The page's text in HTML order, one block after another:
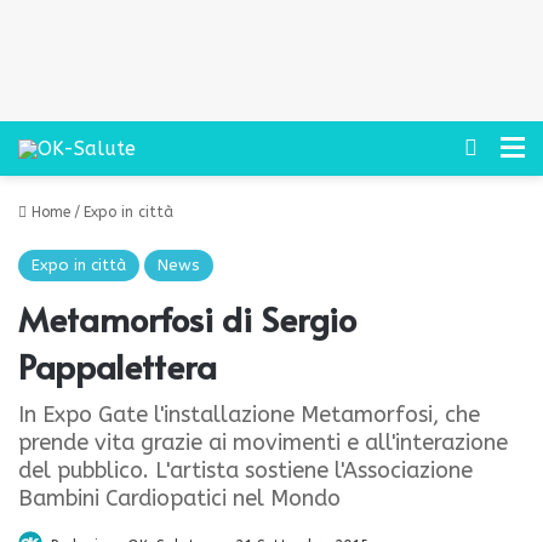
Cerca
Home / Expo in città
Expo in città News
Metamorfosi di Sergio
Pappalettera
In Expo Gate l'installazione Metamorfosi, che
prende vita grazie ai movimenti e all'interazione
del pubblico. L'artista sostiene l'Associazione
Bambini Cardiopatici nel Mondo